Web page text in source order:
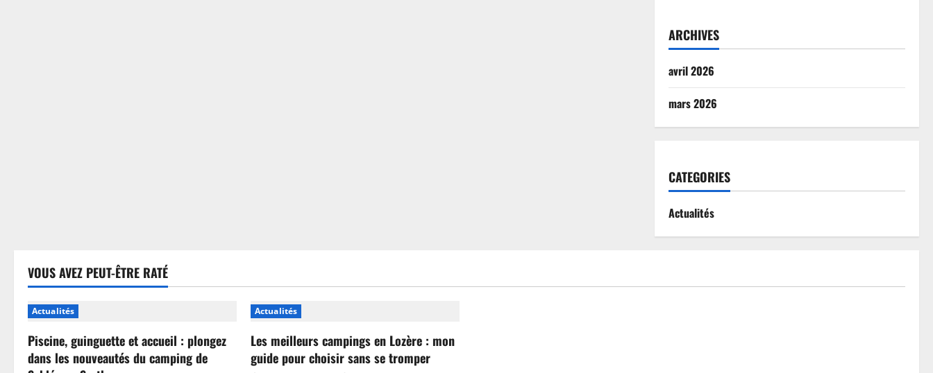
ARCHIVES
avril 2026
mars 2026
CATEGORIES
Actualités
VOUS AVEZ PEUT-ÊTRE RATÉ
Actualités
Piscine, guinguette et accueil : plongez
dans les nouveautés du camping de
Actualités
Les meilleurs campings en Lozère : mon
guide pour choisir sans se tromper